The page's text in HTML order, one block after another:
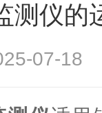
测仪的
07-